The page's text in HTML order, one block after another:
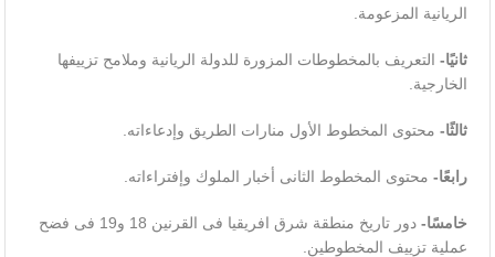
الريانية المزعومة.
ثانيًا- التعريف بالمخطوطات المزورة للدولة الريانية وملامح تزييفها
الخارجية.
ثالثًا- محتوى المخطوط الأول منارات الطريق وإدعاءاته.
رابعًا- محتوى المخطوط الثانى أخبار الملوك وإفتراءاته.
خامسًا-
دور تاريخ منطقة شرق افريقيا فى القرنين 18 و19 فى فضح
عملية تزييف المخطوطين.